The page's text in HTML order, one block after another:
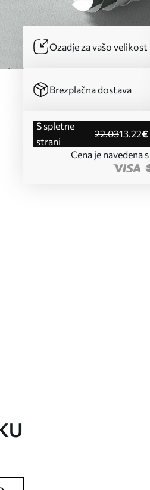
Ozadje za vašo velikost
Brezplačna dostava
s spletne
strani
22.0313.22€
Cena je navedena s